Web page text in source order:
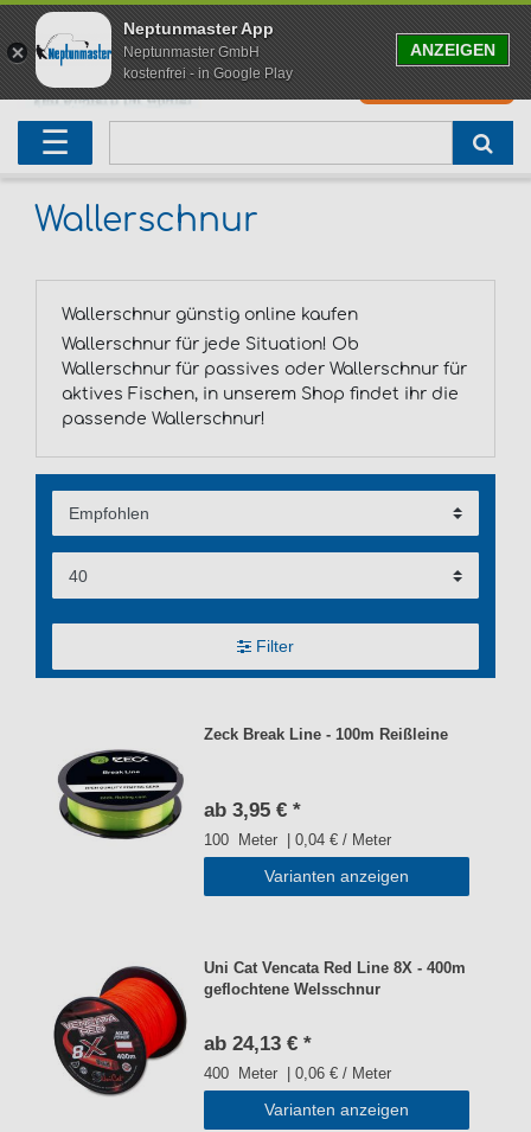
☰
Wallerschnur
Wallerschnur günstig online kaufen
Wallerschnur für jede Situation! Ob
Wallerschnur für passives oder Wallerschnur für
aktives Fischen, in unserem Shop findet ihr die
passende Wallerschnur!
Filter
Zeck Break Line - 100m Reißleine
ab 3,95 € *
100 Meter | 0,04 € / Meter
Varianten anzeigen
Uni Cat Vencata Red Line 8X - 400m
geflochtene Welsschnur
ab 24,13 € *
400 Meter | 0,06 € / Meter
Varianten anzeigen
Neu eingetroffen
Angelset
Geschenke für Angler
Karpfenruten
Freilaufrollen
Karpfenmontagen
Karpfenliege
Abhakmatte
weitere
Raubfischrute
Köderfischrute
Köderfischsenke
Raubfischkescher
weitere
Forellenruten
Forellenposen
Forellenköder
Wallerruten
Wallerrolle
Wallerköder
weitere
Meeresruten
Meeresrollen
Meerforellenköder
weitere
Matchruten
Feederrollen
Futterkorb
Trollingruten
Bootsrutenhalter
weitere
FOX
Westin Fishing
Zeck Fishing
Black Cat
weitere
Neptunmaster App
Neptunmaster GmbH
kostenfrei - in Google Play
ANZEIGEN